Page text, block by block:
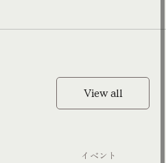
View all
イベント